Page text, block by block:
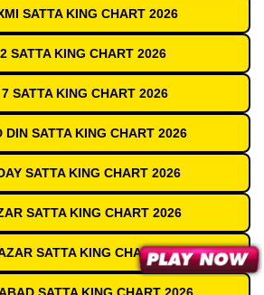
SATTA KING CHART 2026
SATTA KING CHART 2026
SATTA KING CHART 2026
DIN SATTA KING CHART 2026
SATTA KING CHART 2026
SATTA KING CHART 2026
SATTA KING CHART 2026